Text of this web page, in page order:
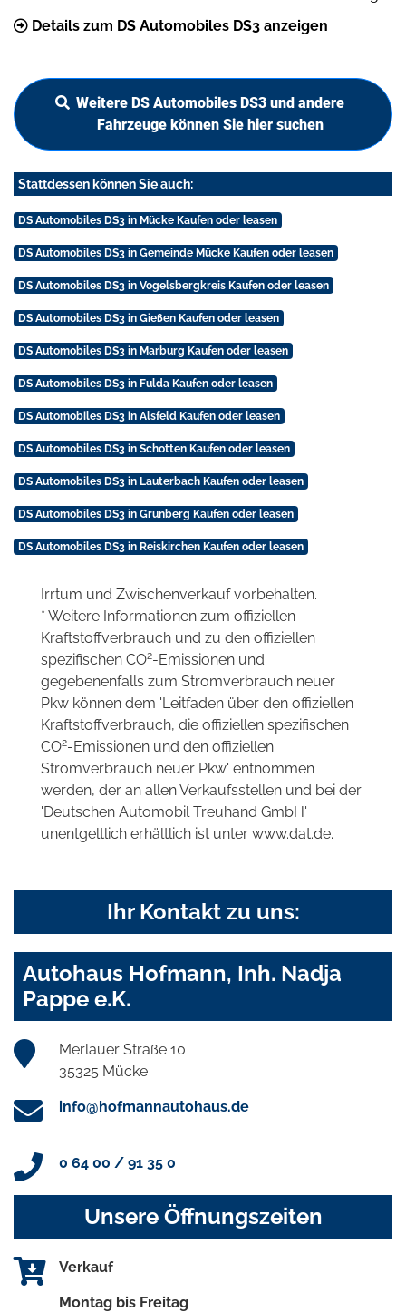
Details zum DS Automobiles DS3 anzeigen
Weitere DS Automobiles DS3 und andere
Fahrzeuge können Sie hier suchen
Stattdessen können Sie auch:
DS Automobiles DS3 in Mücke Kaufen oder leasen
DS Automobiles DS3 in Gemeinde Mücke Kaufen oder leasen
DS Automobiles DS3 in Vogelsbergkreis Kaufen oder leasen
DS Automobiles DS3 in Gießen Kaufen oder leasen
DS Automobiles DS3 in Marburg Kaufen oder leasen
DS Automobiles DS3 in Fulda Kaufen oder leasen
DS Automobiles DS3 in Alsfeld Kaufen oder leasen
DS Automobiles DS3 in Schotten Kaufen oder leasen
DS Automobiles DS3 in Lauterbach Kaufen oder leasen
DS Automobiles DS3 in Grünberg Kaufen oder leasen
DS Automobiles DS3 in Reiskirchen Kaufen oder leasen
Irrtum und Zwischenverkauf vorbehalten.
* Weitere Informationen zum offiziellen
Kraftstoffverbrauch und zu den offiziellen
spezifischen CO2-Emissionen und
gegebenenfalls zum Stromverbrauch neuer
Pkw können dem 'Leitfaden über den offiziellen
Kraftstoffverbrauch, die offiziellen spezifischen
CO2-Emissionen und den offiziellen
Stromverbrauch neuer Pkw' entnommen
werden, der an allen Verkaufsstellen und bei der
'Deutschen Automobil Treuhand GmbH'
unentgeltlich erhältlich ist unter www.dat.de.
Ihr Kontakt zu uns:
Autohaus Hofmann, Inh. Nadja
Pappe e.K.
Merlauer Straße 10
35325 Mücke
info@hofmannautohaus.de
0 64 00 / 91 35 0
Unsere Öffnungszeiten
Verkauf
Montag bis Freitag